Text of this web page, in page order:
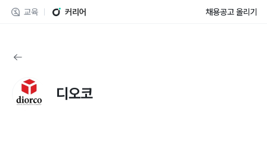
교육 커리어 채용공고 올리기
디오코